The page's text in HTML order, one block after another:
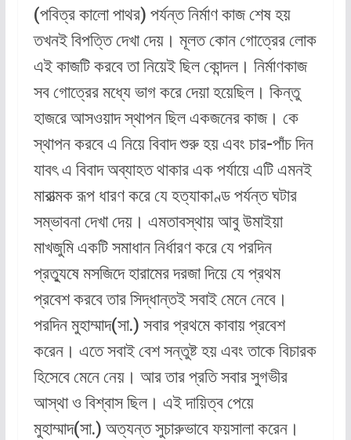
(পবিত্র কালো পাথর) পর্যন্ত নির্মাণ কাজ শেষ হয়
তখনই বিপত্তি দেখা দেয়। মূলত কোন গোত্রের লোক
এই কাজটি করবে তা নিয়েই ছিল কোন্দল। নির্মাণকাজ
সব গোত্রের মধ্যে ভাগ করে দেয়া হয়েছিল। কিন্তু
হাজরে আসওয়াদ স্থাপন ছিল একজনের কাজ। কে
স্থাপন করবে এ নিয়ে বিবাদ শুরু হয় এবং চার-পাঁচ দিন
যাবৎ এ বিবাদ অব্যাহত থাকার এক পর্যায়ে এটি এমনই
মারাত্মক রূপ ধারণ করে যে হত্যাকাণ্ড পর্যন্ত ঘটার
সম্ভাবনা দেখা দেয়। এমতাবস্থায় আবু উমাইয়া
মাখজুমি একটি সমাধান নির্ধারণ করে যে পরদিন
প্রত্যুষে মসজিদে হারামের দরজা দিয়ে যে প্রথম
প্রবেশ করবে তার সিদ্ধান্তই সবাই মেনে নেবে।
পরদিন মুহাম্মাদ(সা.) সবার প্রথমে কাবায় প্রবেশ
করেন। এতে সবাই বেশ সন্তুষ্ট হয় এবং তাকে বিচারক
হিসেবে মেনে নেয়। আর তার প্রতি সবার সুগভীর
আস্থা ও বিশ্বাস ছিল। এই দায়িত্ব পেয়ে
মুহাম্মাদ(সা.) অত্যন্ত সুচারুভাবে ফয়সালা করেন।